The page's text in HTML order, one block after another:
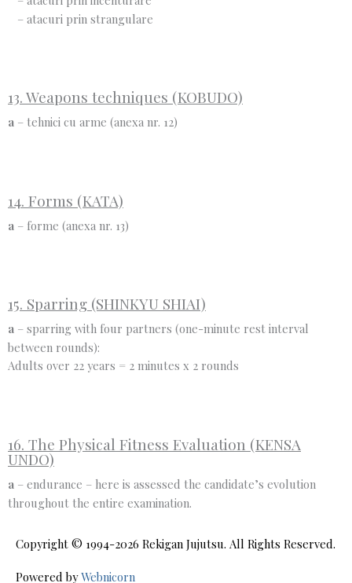
– atacuri prin strangulare
13. Weapons techniques (KOBUDO)
a – tehnici cu arme (anexa nr. 12)
14. Forms (KATA)
a – forme (anexa nr. 13)
15. Sparring (SHINKYU SHIAI)
a – sparring with four partners (one-minute rest interval
between rounds):
Adults over 22 years = 2 minutes x 2 rounds
16. The Physical Fitness Evaluation (KENSA
UNDO)
a – endurance – here is assessed the candidate’s evolution
throughout the entire examination.
Copyright © 1994-2026 Rekigan Jujutsu. All Rights Reserved.
Powered byWebnicorn